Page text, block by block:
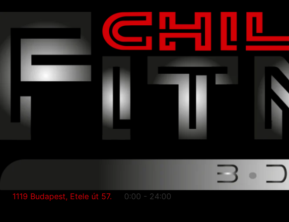
1119 Budapest, Etele út 57. 0:00 - 24:00